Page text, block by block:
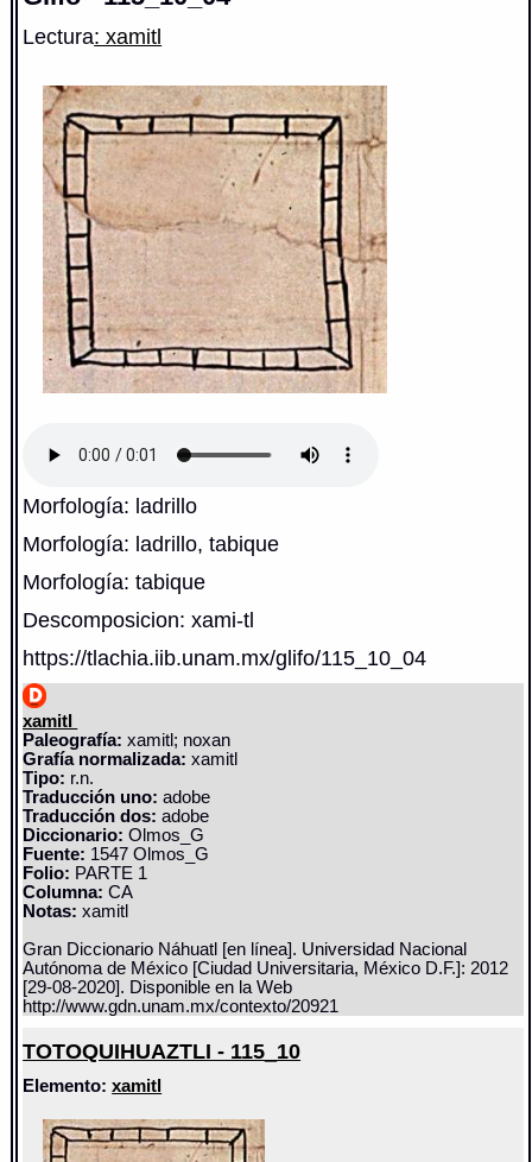
Lectura: xamitl
Morfología: ladrillo
Morfología: ladrillo, tabique
Morfología: tabique
Descomposicion: xami-tl
https://tlachia.iib.unam.mx/glifo/115_10_04
xamitl
Paleografía: xamitl; noxan
Grafía normalizada: xamitl
Tipo: r.n.
Traducción uno: adobe
Traducción dos: adobe
Diccionario:Olmos_G
Fuente: 1547 Olmos_G
Folio: PARTE 1
Columna: CA
Notas: xamitl
Gran Diccionario Náhuatl [en línea]. Universidad Nacional
Autónoma de México [Ciudad Universitaria, México D.F.]: 2012
[29-08-2020]. Disponible en la Web
http://www.gdn.unam.mx/contexto/20921
TOTOQUIHUAZTLI - 115_10
Elemento:xamitl